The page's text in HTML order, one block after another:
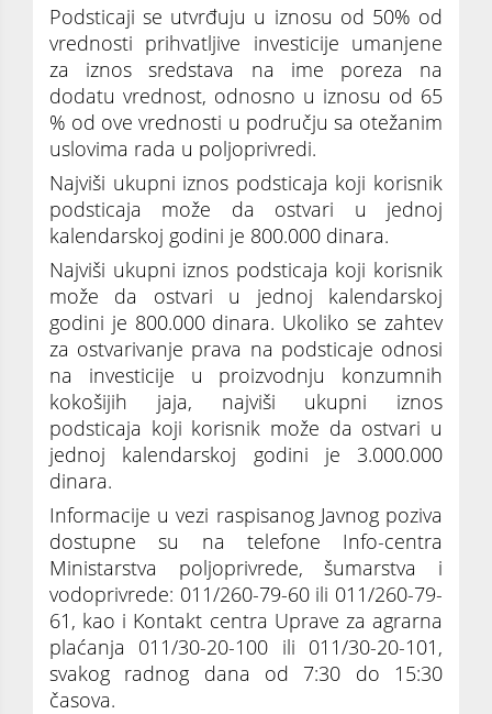
Podsticaji se utvrđuju u iznosu od 50% od
vrednosti prihvatljive investicije umanjene
za iznos sredstava na ime poreza na
dodatu vrednost, odnosno u iznosu od 65
% od ove vrednosti u području sa otežanim
uslovima rada u poljoprivredi.
Najviši ukupni iznos podsticaja koji korisnik
podsticaja može da ostvari u jednoj
kalendarskoj godini je 800.000 dinara.
Najviši ukupni iznos podsticaja koji korisnik
može da ostvari u jednoj kalendarskoj
godini je 800.000 dinara. Ukoliko se zahtev
za ostvarivanje prava na podsticaje odnosi
na investicije u proizvodnju konzumnih
kokošijih jaja, najviši ukupni iznos
podsticaja koji korisnik može da ostvari u
jednoj kalendarskoj godini je 3.000.000
dinara.
Informacije u vezi raspisanog Javnog poziva
dostupne su na telefone Info-centra
Ministarstva poljoprivrede, šumarstva i
vodoprivrede: 011/260-79-60 ili 011/260-79-
61, kao i Kontakt centra Uprave za agrarna
plaćanja 011/30-20-100 ili 011/30-20-101,
svakog radnog dana od 7:30 do 15:30
časova.